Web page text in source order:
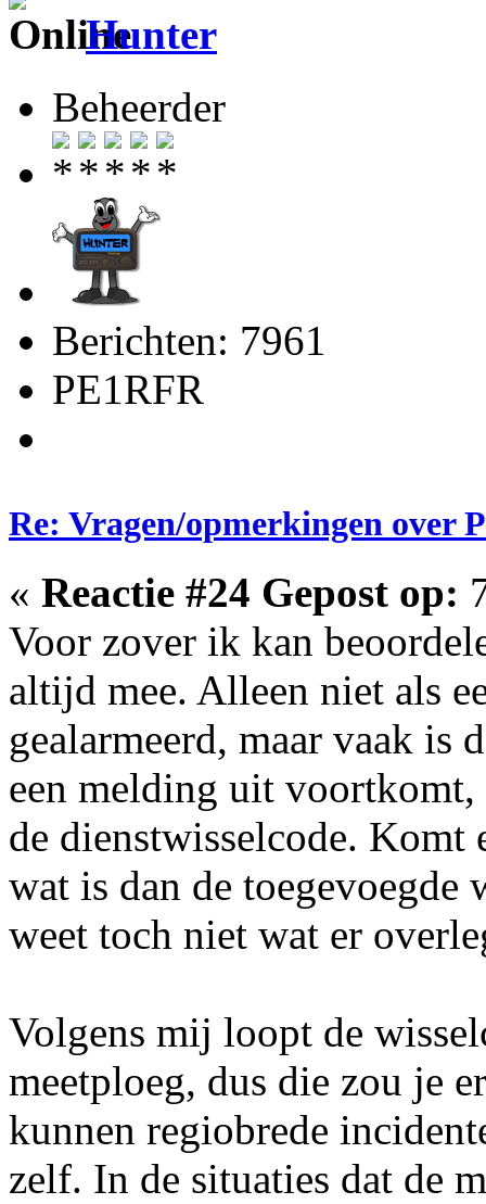
Hunter
Beheerder
Berichten: 7961
PE1RFR
Re: Vragen/opmerkingen over
« Reactie #24 Gepost op:
Voor zover ik kan
altijd mee. Alleen niet als
gealarmeerd, maar vaak is
een melding uit
de dienstwisselcode.
wat is dan de toegevoegde
weet toch niet wat er
Volgens mij loopt de
meetploeg, dus die zou je
kunnen regiobrede
zelf. In de situaties dat de